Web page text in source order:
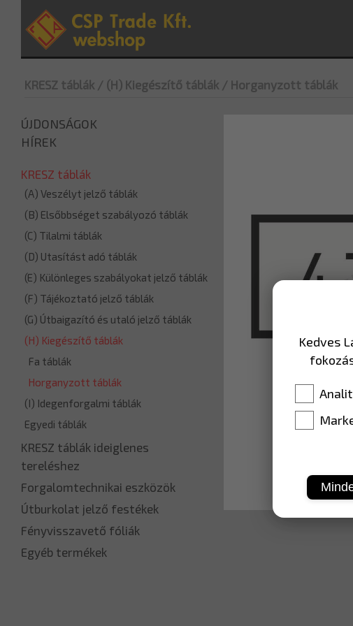
KRESZ táblák / (H) Kiegészítő táblák / Horganyzott táblák
ÚJDONSÁGOK
HÍREK
KRESZ táblák
(A) Veszélyt jelző táblák
(B) Elsőbbséget szabályozó táblák
(C) Tilalmi táblák
(D) Utasítást adó táblák
(E) Különleges szabályokat jelző táblák
(F) Tájékoztató jelző táblák
(G) Útbaigazító és utaló jelző táblák
(H) Kiegészítő táblák
Fa táblák
Horganyzott táblák
(I) Idegenforgalmi táblák
Egyedi táblák
KRESZ táblák ideiglenes
tereléshez
Forgalomtechnikai eszközök
Útburkolat jelző festékek
Fényvisszavető fóliák
Egyéb termékek
Kedves